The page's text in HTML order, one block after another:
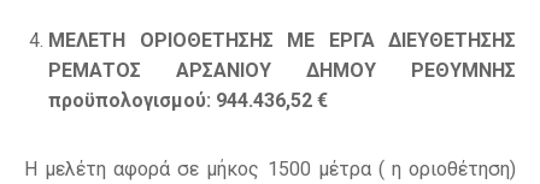
ΜΕΛΕΤΗ ΟΡΙΟΘΕΤΗΣΗΣ ΜΕ ΕΡΓΑ ΔΙΕΥΘΕΤΗΣΗΣ
ΡΕΜΑΤΟΣ ΑΡΣΑΝΙΟΥ ΔΗΜΟΥ ΡΕΘΥΜΝΗΣ
προϋπολογισμού: 944.436,52 €
H μελέτη αφορά σε μήκος 1500 μέτρα ( η οριοθέτηση)